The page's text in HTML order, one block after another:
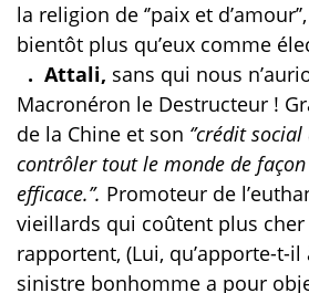
la religion de ‘’paix et
bientôt plus qu’eux comme
. Attali, sans qui nous
Macronéron le Destructeur !
de la Chine et son ‘’crédit
contrôler tout le monde de
efficace.’’. Promoteur de
vieillards qui coûtent plus cher
rapportent, (Lui, qu’apporte-t-il
sinistre bonhomme a pour